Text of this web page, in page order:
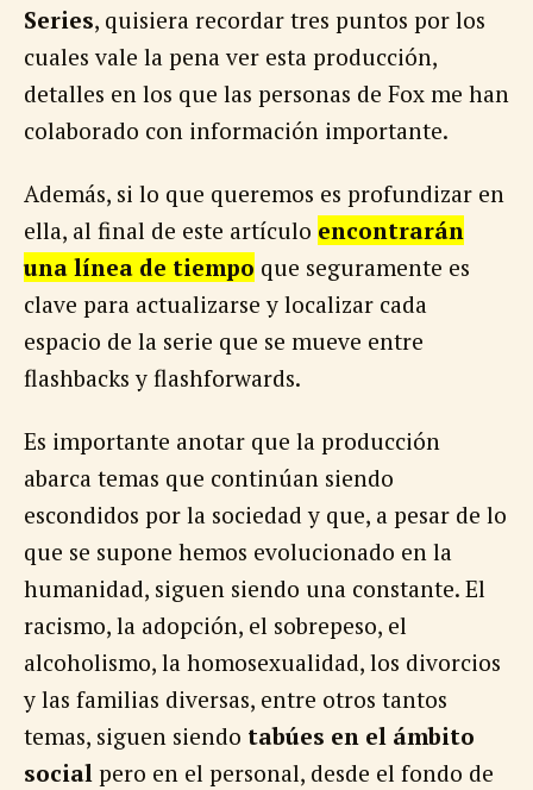
Series, quisiera recordar tres puntos por los
cuales vale la pena ver esta producción,
detalles en los que las personas de Fox me han
colaborado con información importante.
Además, si lo que queremos es profundizar en
ella, al final de este artículo encontrarán
una línea de tiempo que seguramente es
clave para actualizarse y localizar cada
espacio de la serie que se mueve entre
flashbacks y flashforwards.
Es importante anotar que la producción
abarca temas que continúan siendo
escondidos por la sociedad y que, a pesar de lo
que se supone hemos evolucionado en la
humanidad, siguen siendo una constante. El
racismo, la adopción, el sobrepeso, el
alcoholismo, la homosexualidad, los divorcios
y las familias diversas, entre otros tantos
temas, siguen siendo tabúes en el ámbito
social pero en el personal, desde el fondo de